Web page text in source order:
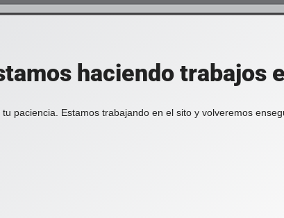
haciendo trabajos
paciencia. Estamos trabajando en el sito y volveremos